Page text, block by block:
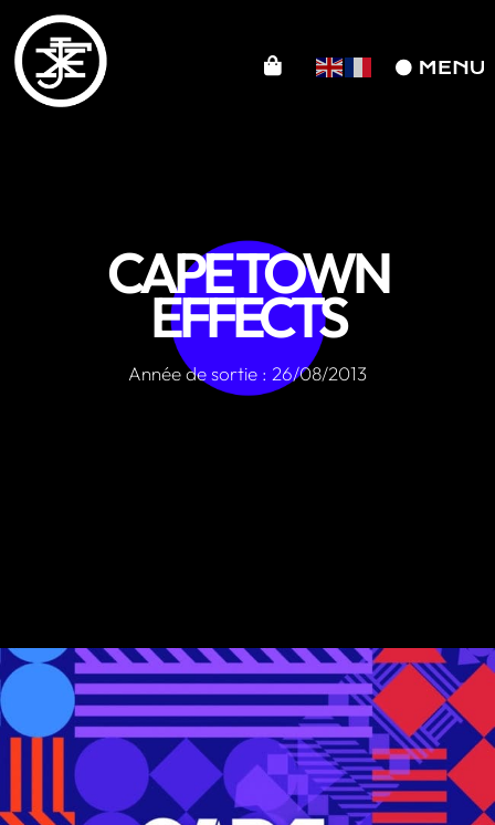
CAPE TOWN
EFFECTS
Année de sortie : 26/08/2013